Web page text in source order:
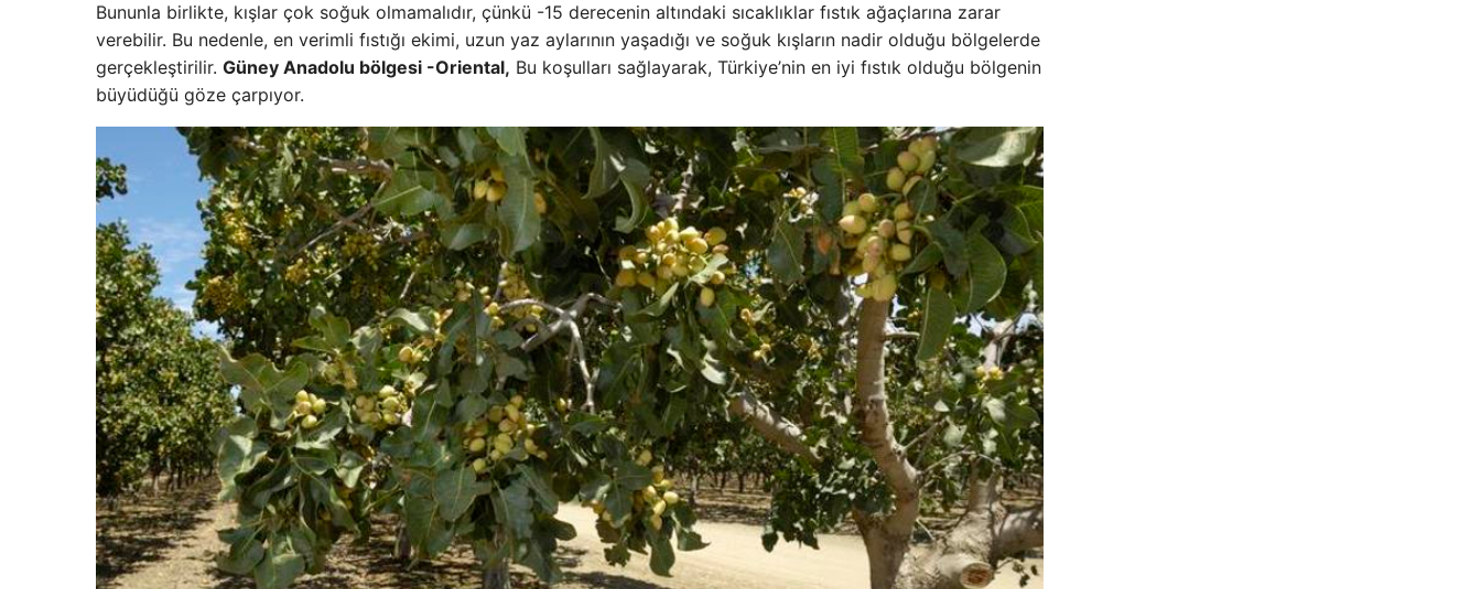
Bununla birlikte, kışlar çok soğuk olmamalıdır, çünkü -15 derecenin altındaki sıcaklıklar fıstık ağaçlarına zarar
verebilir. Bu nedenle, en verimli fıstığı ekimi, uzun yaz aylarının yaşadığı ve soğuk kışların nadir olduğu bölgelerde
gerçekleştirilir. Güney Anadolu bölgesi -Oriental, Bu koşulları sağlayarak, Türkiye’nin en iyi fıstık olduğu bölgenin
büyüdüğü göze çarpıyor.